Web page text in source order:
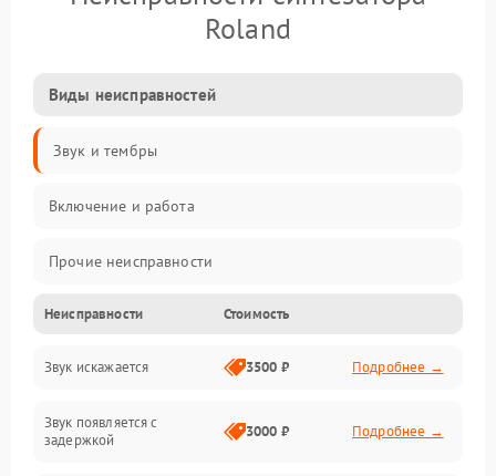
Roland
Виды неисправностей
Звук и тембры
Включение и работа
Прочие неисправности
Управление и электроника
Клавиатура
Подключения и интерфейсы
Неисправности Стоимость
Звук искажается 3500 ₽ Подробнее →
Звук появляется с
задержкой
3000 ₽ Подробнее →